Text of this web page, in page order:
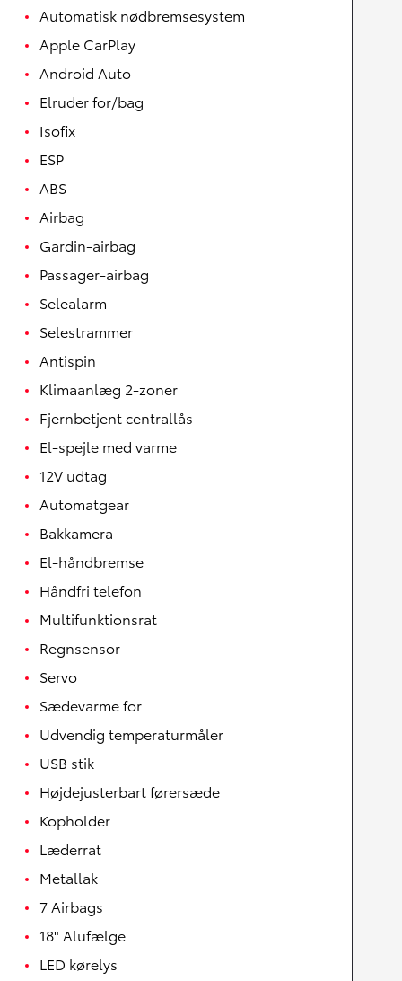
Automatisk nødbremsesystem
Apple CarPlay
Android Auto
Elruder for/bag
Isofix
ESP
ABS
Airbag
Gardin-airbag
Passager-airbag
Selealarm
Selestrammer
Antispin
Klimaanlæg 2-zoner
Fjernbetjent centrallås
El-spejle med varme
12V udtag
Automatgear
Bakkamera
El-håndbremse
Håndfri telefon
Multifunktionsrat
Regnsensor
Servo
Sædevarme for
Udvendig temperaturmåler
USB stik
Højdejusterbart førersæde
Kopholder
Læderrat
Metallak
7 Airbags
18" Alufælge
LED kørelys